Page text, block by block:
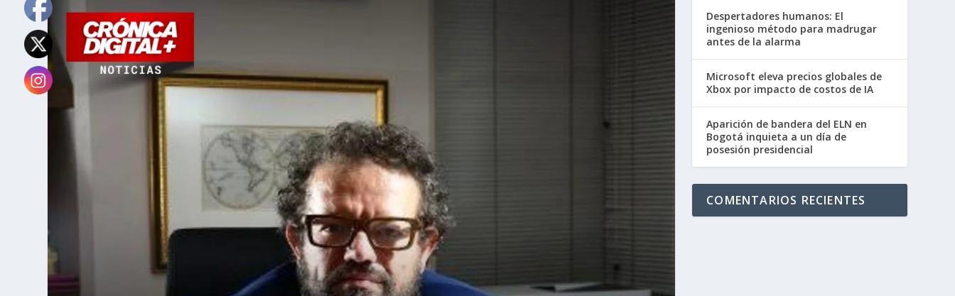
Despertadores humanos: El
ingenioso método para madrugar
antes de la alarma
Microsoft eleva precios globales de
Xbox por impacto de costos de IA
Aparición de bandera del ELN en
Bogotá inquieta a un día de
posesión presidencial
COMENTARIOS RECIENTES